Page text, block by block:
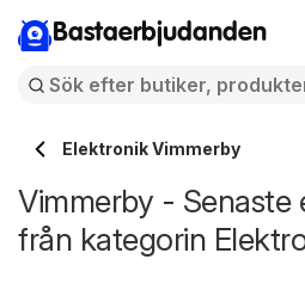
Bastaerbjudanden
Elektronik Vimmerby
Vimmerby - Senaste
från kategorin